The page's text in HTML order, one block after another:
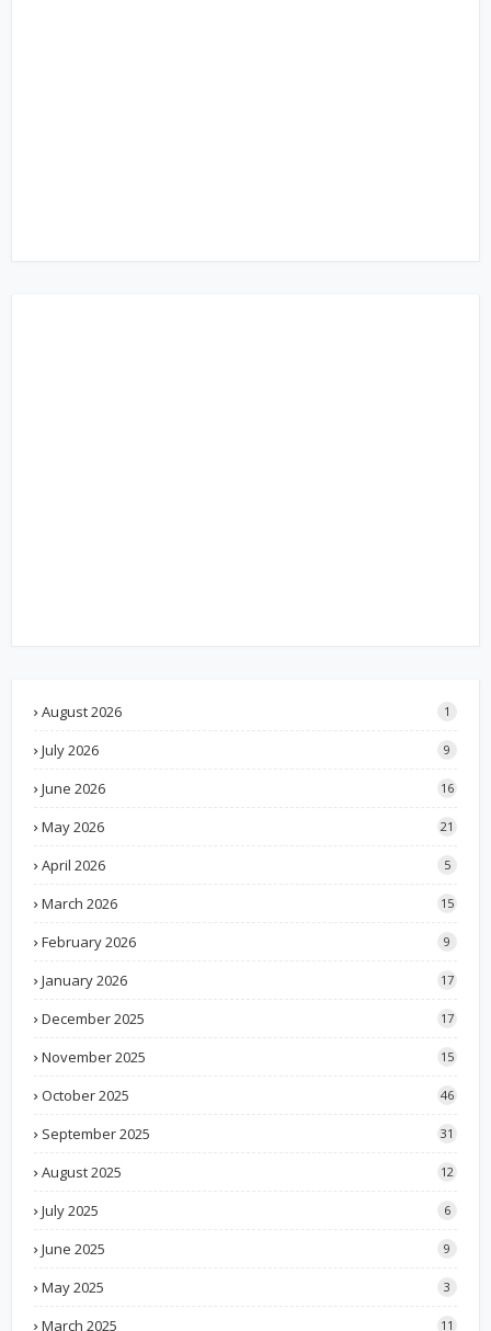
August 2026 1
July 2026 9
June 2026 16
May 2026 21
April 2026 5
March 2026 15
February 2026 9
January 2026 17
December 2025 17
November 2025 15
October 2025 46
September 2025 31
August 2025 12
July 2025 6
June 2025 9
May 2025 3
March 2025 11